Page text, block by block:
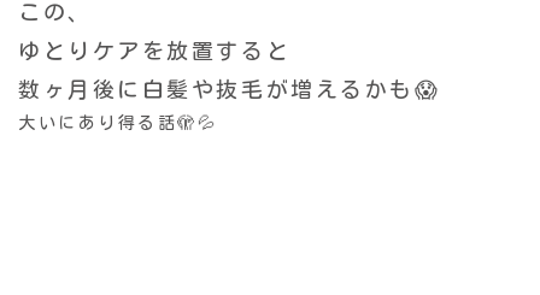
この、
ゆとりケアを放置すると
数ヶ月後に白髪や抜毛が増えるかも😱
大いにあり得る話🫣💦